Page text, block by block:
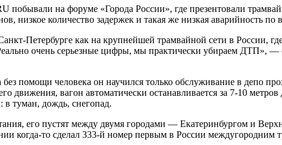
на форуме «Города России», где презентовали
низкое количество задержек и такая же низкая аварийность по
Петербурге как на крупнейшей трамвайной сети в России,
очень серьезные цифры, мы практически убираем ДТП»,
помощи человека он научился только обслуживание в депо
движения, вагон автоматически останавливается за 7-10
туман, дождь, снегопад.
его пустят между двумя городами — Екатеринбургом и
когда-то сделал 333-й номер первым в России междугородним